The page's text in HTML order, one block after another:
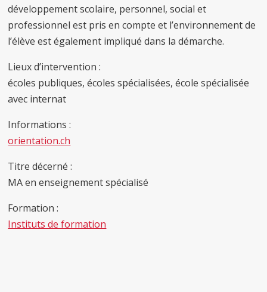
développement scolaire, personnel, social et
professionnel est pris en compte et l’environnement de
l’élève est également impliqué dans la démarche.
Lieux d’intervention :
écoles publiques, écoles spécialisées, école spécialisée
avec internat
Informations :
orientation.ch
Titre décerné :
MA en enseignement spécialisé
Formation :
Instituts de formation